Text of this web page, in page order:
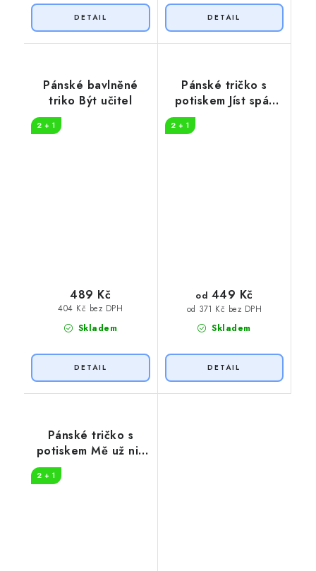
Pánské bavlněné
triko Být učitel
2 + 1
Skladem
404 Kč bez DPH
489 Kč
Pánské tričko s
potiskem Jíst spát
2 + 1
Skladem
od 371 Kč bez DPH
od 449 Kč
Pánské tričko s
potiskem Mě už nic
nevyděsí, jsem učitel
2 + 1